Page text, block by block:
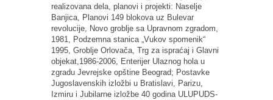
realizovana dela, planovi i projekti: Naselje
Banjica, Planovi 149 blokova uz Bulevar
revolucije, Novo groblje sa Upravnom zgradom,
1981, Podzemna stanica „Vukov spomenik“
1995, Groblje Orlovača, Trg za ispraćaj i Glavni
objekat,1986-2006, Enterijer Ulaznog hola u
zgradu Jevrejske opštine Beograd; Postavke
Jugoslavenskih izložbi u Bratislavi, Parizu,
Izmiru i Jubilarne izložbe 40 godina ULUPUDS-